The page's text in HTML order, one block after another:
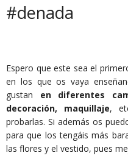
#denada
Espero que este sea el
en los que os vaya
gustan en diferentes
decoración, maquillaje,
probarlas. Si además os
para que los tengáis más
las flores y el vestido, pues